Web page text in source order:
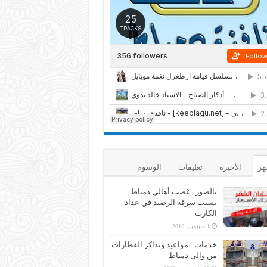
الأخيرة تعليقات الوسوم
بالصور ..غضب أهالي دمياط
بسبب سرقة الرصيد في عداد
الكارت
1 سبتمبر، 2016
خدمات : مواعيد وتذاكر القطارات
من وإلى دمياط